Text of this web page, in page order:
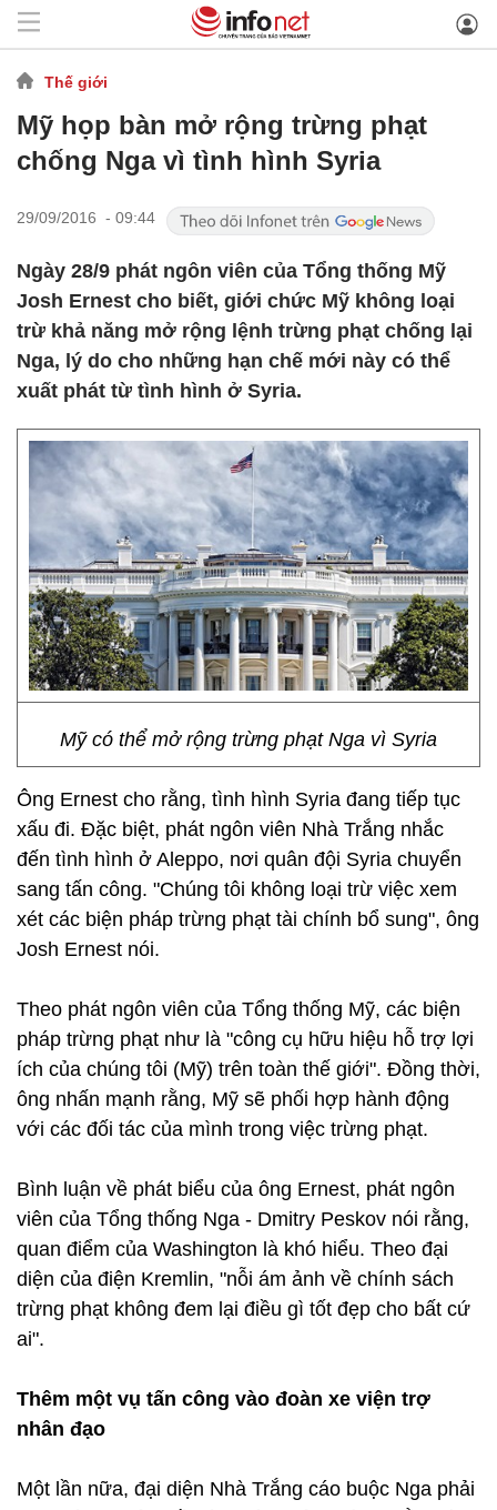
Thế giới
Mỹ họp bàn mở rộng trừng phạt
chống Nga vì tình hình Syria
29/09/2016 - 09:44
Ngày 28/9 phát ngôn viên của Tổng thống Mỹ
Josh Ernest cho biết, giới chức Mỹ không loại
trừ khả năng mở rộng lệnh trừng phạt chống lại
Nga, lý do cho những hạn chế mới này có thể
xuất phát từ tình hình ở Syria.
Mỹ có thể mở rộng trừng phạt Nga vì Syria
Ông Ernest cho rằng, tình hình Syria đang tiếp tục
xấu đi. Đặc biệt, phát ngôn viên Nhà Trắng nhắc
đến tình hình ở Aleppo, nơi quân đội Syria chuyển
sang tấn công. "Chúng tôi không loại trừ việc xem
xét các biện pháp trừng phạt tài chính bổ sung", ông
Josh Ernest nói.
Theo phát ngôn viên của Tổng thống Mỹ, các biện
pháp trừng phạt như là "công cụ hữu hiệu hỗ trợ lợi
ích của chúng tôi (Mỹ) trên toàn thế giới". Đồng thời,
ông nhấn mạnh rằng, Mỹ sẽ phối hợp hành động
với các đối tác của mình trong việc trừng phạt.
Bình luận về phát biểu của ông Ernest, phát ngôn
viên của Tổng thống Nga - Dmitry Peskov nói rằng,
quan điểm của Washington là khó hiểu. Theo đại
diện của điện Kremlin, "nỗi ám ảnh về chính sách
trừng phạt không đem lại điều gì tốt đẹp cho bất cứ
ai".
Thêm một vụ tấn công vào đoàn xe viện trợ
nhân đạo
Một lần nữa, đại diện Nhà Trắng cáo buộc Nga phải